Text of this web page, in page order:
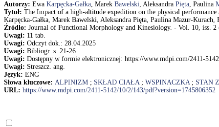
Autorzy: Ewa Karpęcka-Gałka, Marek Bawelski, Aleksandra Pięta, Paulina
Tytuł: The Impact of a high-altitude expedition on the physical
Karpęcka-Gałka, Marek Bawelski, Aleksandra Pięta, Paulina Mazur-Kurach,
Źródło: Journal of Functional Morphology and Kinesiology. - Vol. 10, iss.
Uwagi: 11 tab.
Uwagi: Odczyt dok.: 28.04.2025
Uwagi: Bibliogr. s. 21-26
Uwagi: Dostępny w formie elektronicznej: https://www.mdpi.com/2411-
Uwagi: Streszcz. ang.
Język: ENG
Słowa kluczowe: ALPINIZM ; SKŁAD CIAŁA; WSPINACZKA; STAN
URL: https://www.mdpi.com/2411-5142/10/2/143/pdf?version=1745806352